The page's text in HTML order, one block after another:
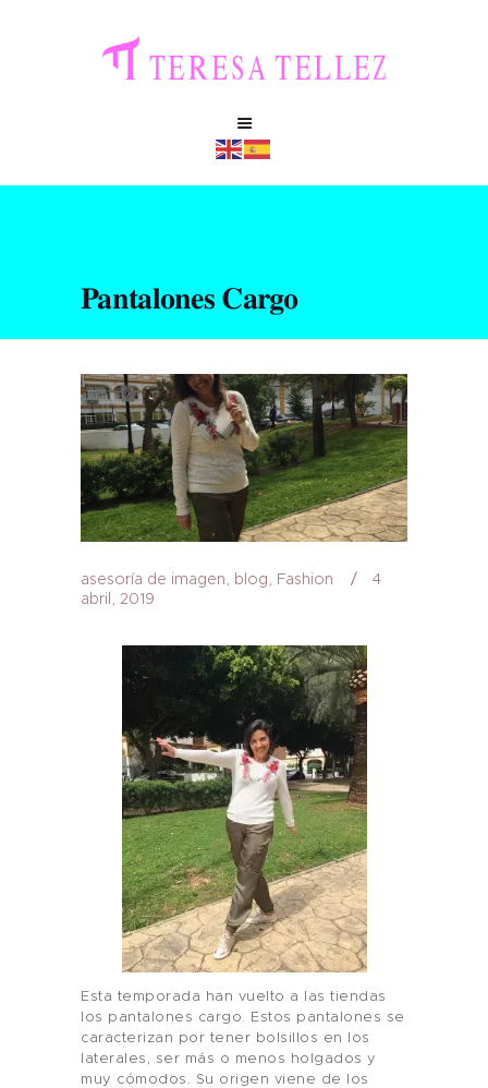
Pantalones Cargo
asesoría de imagen, blog, Fashion
4
abril, 2019
Esta temporada han vuelto a las tiendas
los pantalones cargo. Estos pantalones se
caracterizan por tener bolsillos en los
laterales, ser más o menos holgados y
muy cómodos. Su origen viene de los